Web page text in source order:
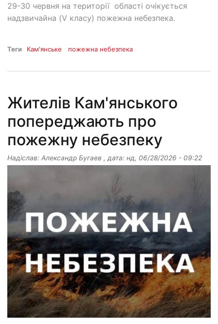
29-30 червня на території області очікується
надзвичайна (V класу) пожежна небезпека.
Теги Кам'янське пожежна небезпека
Жителів Кам'янського
попереджають про
пожежну небезпеку
Надіслав: Александр Бугаев , дата: нд, 06/28/2026 - 09:22